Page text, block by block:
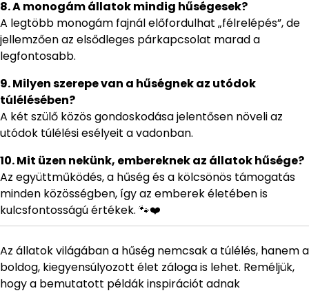
8. A monogám állatok mindig hűségesek?
A legtöbb monogám fajnál előfordulhat „félrelépés”, de
jellemzően az elsődleges párkapcsolat marad a
legfontosabb.
9. Milyen szerepe van a hűségnek az utódok
túlélésében?
A két szülő közös gondoskodása jelentősen növeli az
utódok túlélési esélyeit a vadonban.
10. Mit üzen nekünk, embereknek az állatok hűsége?
Az együttműködés, a hűség és a kölcsönös támogatás
minden közösségben, így az emberek életében is
kulcsfontosságú értékek. 🐾❤️
Az állatok világában a hűség nemcsak a túlélés, hanem a
boldog, kiegyensúlyozott élet záloga is lehet. Reméljük,
hogy a bemutatott példák inspirációt adnak